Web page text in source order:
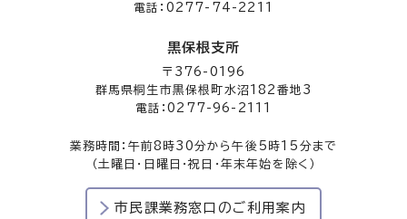
電話：0277-74-2211
黒保根支所
〒376-0196
群馬県桐生市黒保根町水沼182番地3
電話：0277-96-2111
業務時間：午前8時30分から午後5時15分まで
（土曜日・日曜日・祝日・年末年始を除く）
市民課業務窓口のご利用案内